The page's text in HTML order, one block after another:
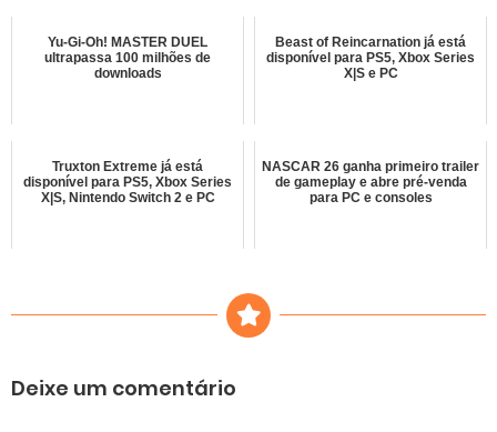
Yu-Gi-Oh! MASTER DUEL
ultrapassa 100 milhões de
downloads
Beast of Reincarnation já está
disponível para PS5, Xbox Series
X|S e PC
Truxton Extreme já está
disponível para PS5, Xbox Series
X|S, Nintendo Switch 2 e PC
NASCAR 26 ganha primeiro trailer
de gameplay e abre pré-venda
para PC e consoles
Deixe um comentário